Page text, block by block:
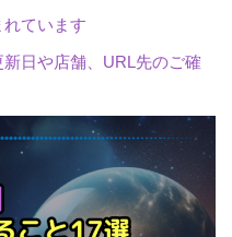
ています
日や店舗、URL先のご確